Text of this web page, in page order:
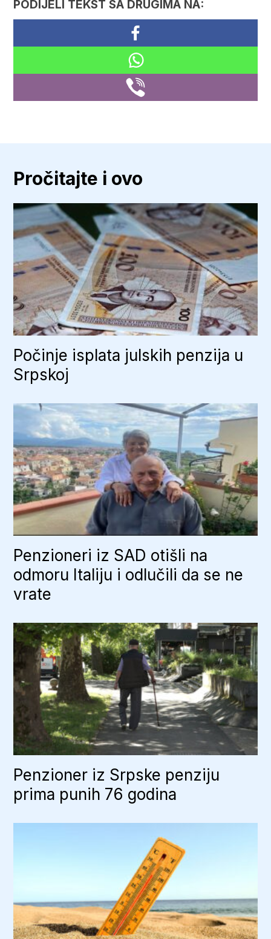
PODIJELI TEKST SA DRUGIMA NA:
Pročitajte i ovo
Počinje isplata julskih penzija u
Srpskoj
Penzioneri iz SAD otišli na
odmoru Italiju i odlučili da se ne
vrate
Penzioner iz Srpske penziju
prima punih 76 godina